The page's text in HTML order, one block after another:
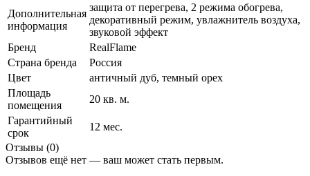
Дополнительная
информация
защита от перегрева, 2 режима обогрева,
декоративный режим, увлажнитель воздуха,
звуковой эффект
Бренд
RealFlame
Страна бренда
Россия
Цвет
античный дуб, темный орех
Площадь
помещения
20 кв. м.
Гарантийный
срок
12 мес.
Отзывы (0)
Отзывов ещё нет — ваш может стать первым.